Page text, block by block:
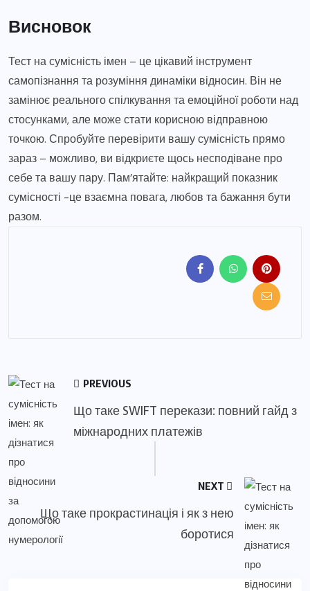
Висновок
Тест на сумісність імен – це цікавий інструмент
самопізнання та розуміння динаміки відносин. Він не
замінює реального спілкування та емоційної роботи над
стосунками, але може стати корисною відправною
точкою. Спробуйте перевірити вашу сумісність прямо
зараз – можливо, ви відкриєте щось несподіване про
себе та вашу пару. Пам’ятайте: найкращий показник
сумісності -це взаємна повага, любов та бажання бути
разом.
PREVIOUS
Що таке SWIFT перекази: повний гайд з
міжнародних платежів
NEXT
Що таке прокрастинація і як з нею
боротися